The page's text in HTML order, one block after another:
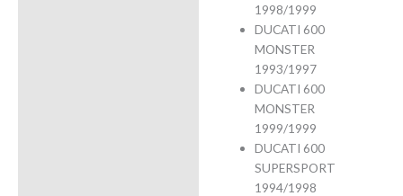
1998/1999
DUCATI 600
MONSTER
1993/1997
DUCATI 600
MONSTER
1999/1999
DUCATI 600
SUPERSPORT
1994/1998